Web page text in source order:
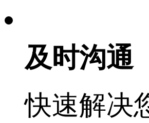
及时沟通
快速解决